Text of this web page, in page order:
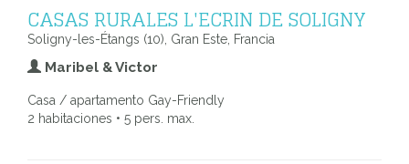
CASAS RURALES L'ECRIN DE SOLIGNY
Soligny-les-Étangs (10), Gran Este, Francia
Maribel & Victor
Casa / apartamento Gay-Friendly
2 habitaciones • 5 pers. max.